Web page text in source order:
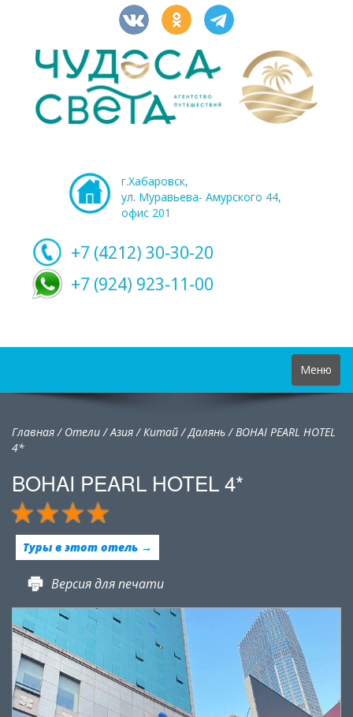
г.Хабаровск,
ул. Муравьева- Амурского 44,
офис 201
+7 (4212) 30-30-20
+7 (924) 923-11-00
Toggle
navigation
Меню
Главная/ Отели/Азия/Китай/Далянь /BOHAI PEARL HOTEL
4*
BOHAI PEARL HOTEL 4*
Туры в этот отель →
Версия для печати